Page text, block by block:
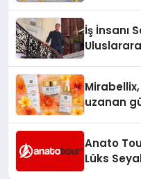
İş İnsanı
uzanan
Anato
Lüks